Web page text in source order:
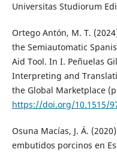
Universitas Studiorum
Ortego Antón, M. T.
the Semiautomatic
Aid Tool. In I. Peñuelas
Interpreting and
the Global Marketplace
https://doi.org/10.1515/
Osuna Macías, J. Á.
embutidos porcinos en